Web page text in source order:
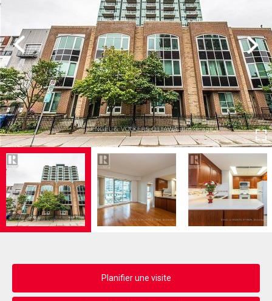
Previous Next
Planifier une visite